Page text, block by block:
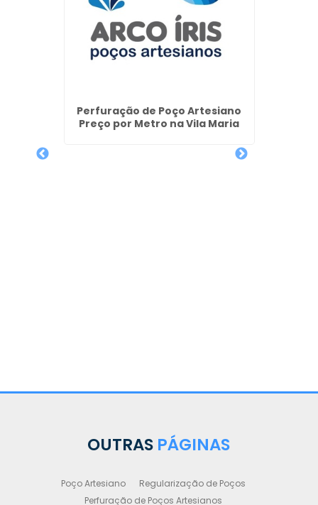
Perfuração de Poço Artesiano
Preço por Metro na Vila Maria
OUTRAS PÁGINAS
Poço Artesiano
Regularização de Poços
Perfuração de Poços Artesianos